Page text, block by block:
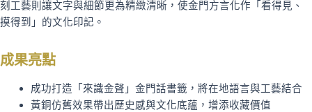
刻工藝則讓文字與細節更為精緻清晰，使金門方言化作「看得見、
摸得到」的文化印記。
成果亮點
成功打造「來識金聲」金門話書籤，將在地語言與工藝結合
黃銅仿舊效果帶出歷史感與文化底蘊，增添收藏價值